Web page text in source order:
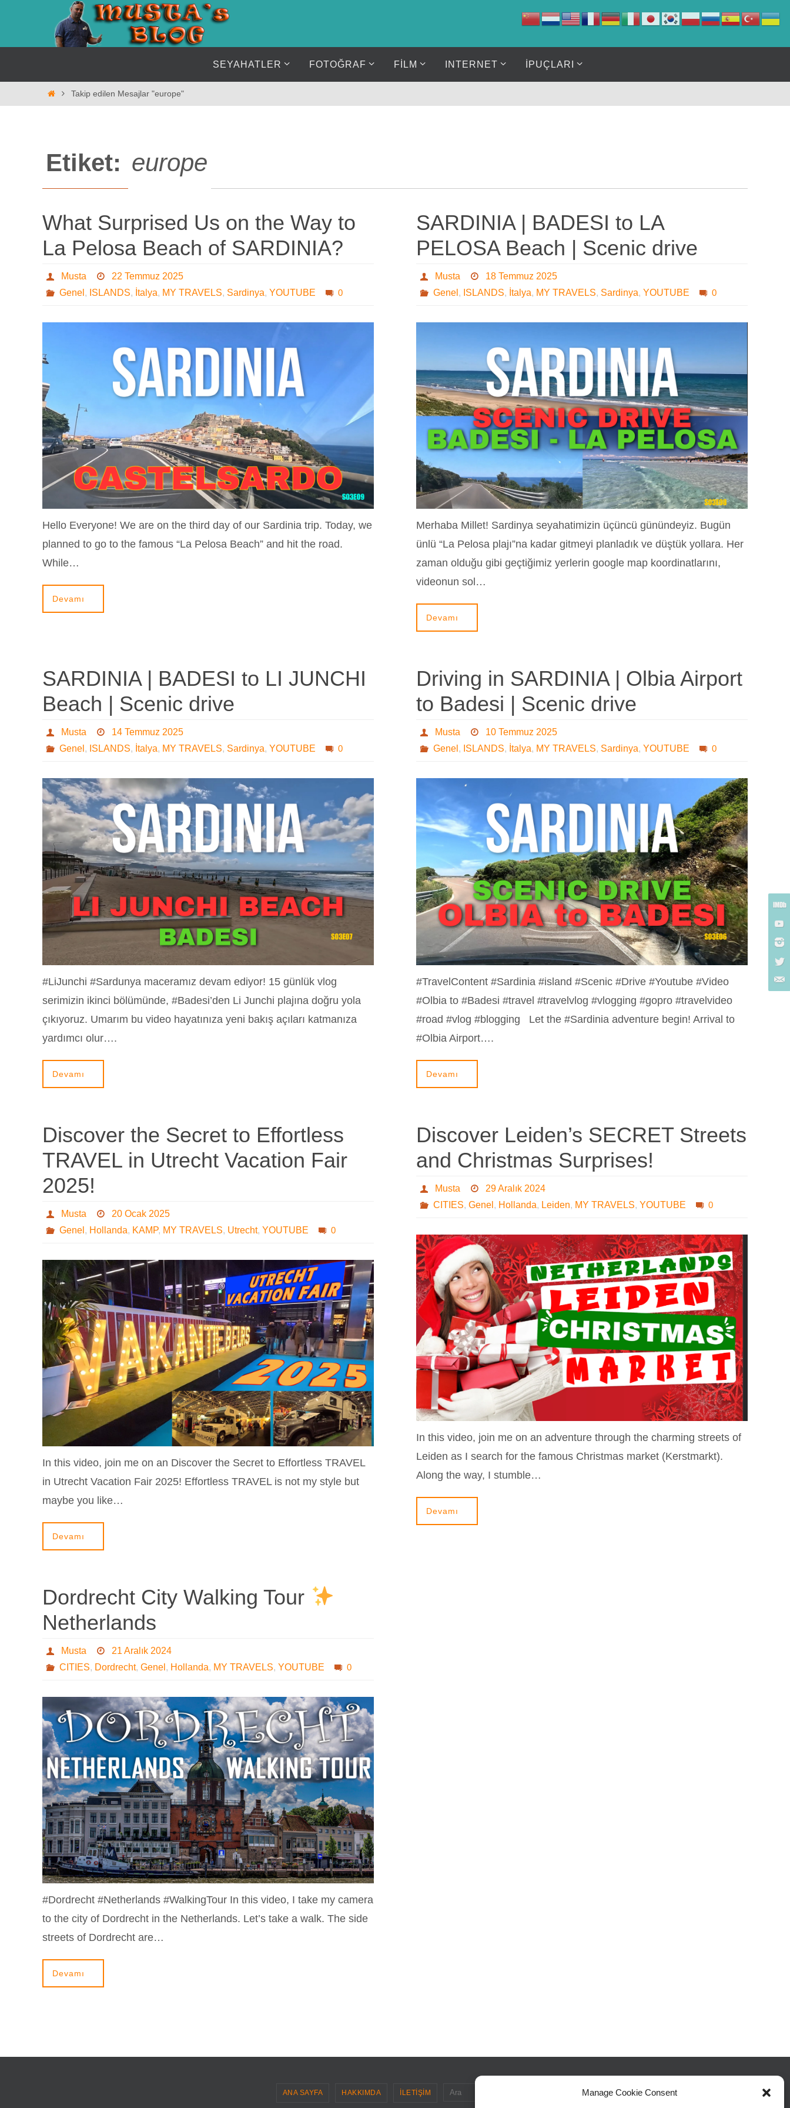
Manage Cookie Consent
SEYAHATLER FOTOĞRAF FİLM INTERNET İPUÇLARI
HomeTakip edilen Mesajlar "europe"
Etiket: europe
What Surprised Us on the Way to
La Pelosa Beach of SARDINIA?
Musta
22 Temmuz 2025
Genel , ISLANDS, İtalya, MY TRAVELS, Sardinya, YOUTUBE 0
Hello Everyone! We are on the third day of our Sardinia trip. Today, we
planned to go to the famous “La Pelosa Beach” and hit the road.
While…
Devamı
SARDINIA | BADESI to LA
PELOSA Beach | Scenic drive
Musta
18 Temmuz 2025
Genel , ISLANDS, İtalya, MY TRAVELS, Sardinya, YOUTUBE 0
Merhaba Millet! Sardinya seyahatimizin üçüncü günündeyiz. Bugün
ünlü “La Pelosa plajı”na kadar gitmeyi planladık ve düştük yollara. Her
zaman olduğu gibi geçtiğimiz yerlerin google map koordinatlarını,
videonun sol…
Devamı
SARDINIA | BADESI to LI JUNCHI
Beach | Scenic drive
Musta
14 Temmuz 2025
Genel , ISLANDS, İtalya, MY TRAVELS, Sardinya, YOUTUBE 0
#LiJunchi #Sardunya maceramız devam ediyor! 15 günlük vlog
serimizin ikinci bölümünde, #Badesi’den Li Junchi plajına doğru yola
çıkıyoruz. Umarım bu video hayatınıza yeni bakış açıları katmanıza
yardımcı olur….
Devamı
Driving in SARDINIA | Olbia Airport
to Badesi | Scenic drive
Musta
10 Temmuz 2025
Genel , ISLANDS, İtalya, MY TRAVELS, Sardinya, YOUTUBE 0
#TravelContent #Sardinia #island #Scenic #Drive #Youtube #Video
#Olbia to #Badesi #travel #travelvlog #vlogging #gopro #travelvideo
#road #vlog #blogging Let the #Sardinia adventure begin! Arrival to
#Olbia Airport….
Devamı
Discover the Secret to Effortless
TRAVEL in Utrecht Vacation Fair
2025!
Musta
20 Ocak 2025
Genel , Hollanda, KAMP, MY TRAVELS, Utrecht, YOUTUBE 0
In this video, join me on an Discover the Secret to Effortless TRAVEL
in Utrecht Vacation Fair 2025! Effortless TRAVEL is not my style but
maybe you like…
Devamı
Discover Leiden’s SECRET Streets
and Christmas Surprises!
Musta
29 Aralık 2024
CITIES, Genel , Hollanda, Leiden, MY TRAVELS, YOUTUBE 0
In this video, join me on an adventure through the charming streets of
Leiden as I search for the famous Christmas market (Kerstmarkt).
Along the way, I stumble…
Devamı
Dordrecht City Walking Tour
Netherlands
Musta
21 Aralık 2024
CITIES, Dordrecht, Genel , Hollanda, MY TRAVELS, YOUTUBE 0
#Dordrecht #Netherlands #WalkingTour In this video, I take my camera
to the city of Dordrecht in the Netherlands. Let’s take a walk. The side
streets of Dordrecht are…
Devamı
ANA SAYFA HAKKIMDA İLETİŞİM